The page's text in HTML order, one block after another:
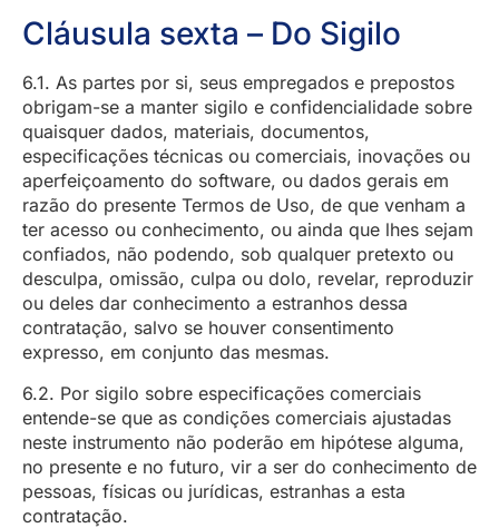
Cláusula sexta – Do Sigilo
6.1. As partes por si, seus empregados e prepostos
obrigam-se a manter sigilo e confidencialidade sobre
quaisquer dados, materiais, documentos,
especificações técnicas ou comerciais, inovações ou
aperfeiçoamento do software, ou dados gerais em
razão do presente Termos de Uso, de que venham a
ter acesso ou conhecimento, ou ainda que lhes sejam
confiados, não podendo, sob qualquer pretexto ou
desculpa, omissão, culpa ou dolo, revelar, reproduzir
ou deles dar conhecimento a estranhos dessa
contratação, salvo se houver consentimento
expresso, em conjunto das mesmas.
6.2. Por sigilo sobre especificações comerciais
entende-se que as condições comerciais ajustadas
neste instrumento não poderão em hipótese alguma,
no presente e no futuro, vir a ser do conhecimento de
pessoas, físicas ou jurídicas, estranhas a esta
contratação.